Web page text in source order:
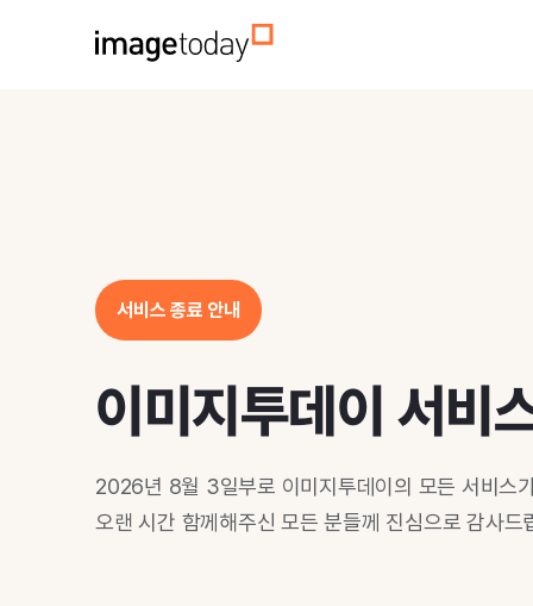
서비스 종료 안내
이미지투데이 서비
2026년 8월 3일부로 이미지투데이의 모든 서비스
오랜 시간 함께해주신 모든 분들께 진심으로 감사드